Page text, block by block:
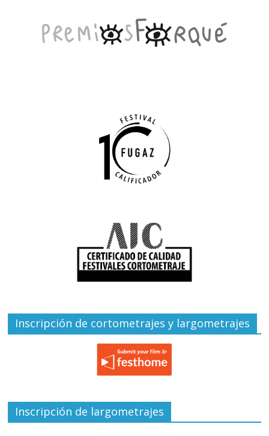
Inscripción de cortometrajes y largometrajes
Inscripción de largometrajes